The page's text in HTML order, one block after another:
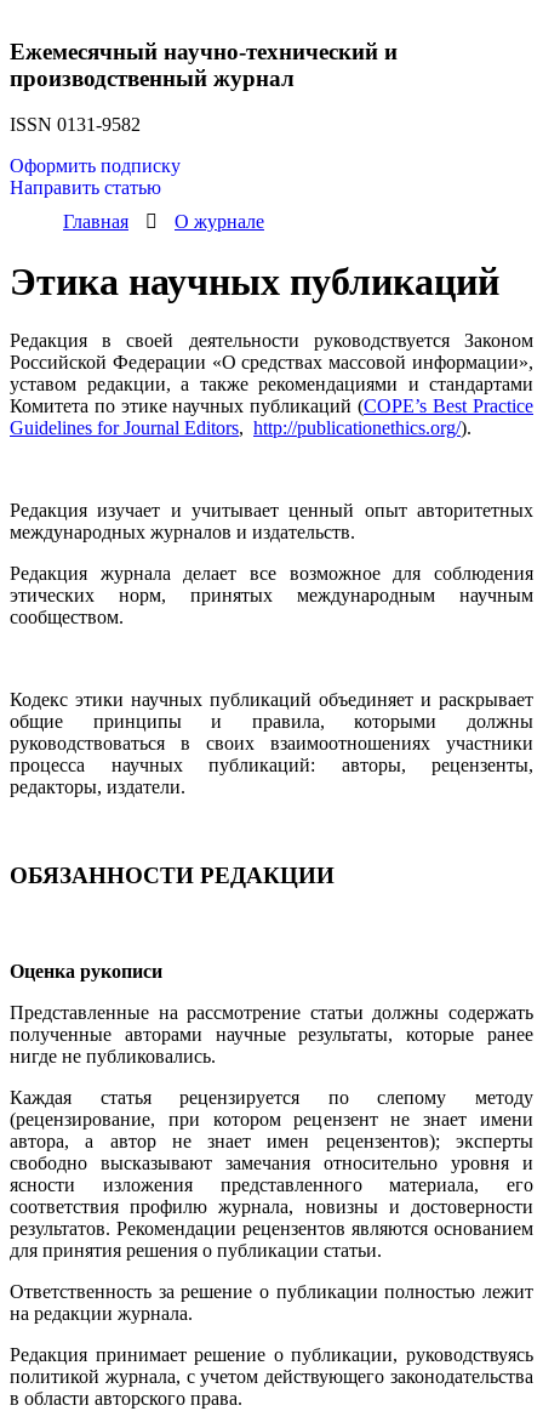
Ежемесячный научно-технический и
производственный журнал
ISSN 0131-9582
Оформить подписку
Направить статью
Главная
О журнале
Этика научных публикаций
Редакция в своей деятельности руководствуется Законом
Российской Федерации «О средствах массовой информации»,
уставом редакции, а также рекомендациями и стандартами
Комитета по этике научных публикаций (COPE’s Best Practice
Guidelines for Journal Editors, http://publicationethics.org/).
Редакция изучает и учитывает ценный опыт авторитетных
международных журналов и издательств.
Редакция журнала делает все возможное для соблюдения
этических норм, принятых международным научным
сообществом.
Кодекс этики научных публикаций объединяет и раскрывает
общие принципы и правила, которыми должны
руководствоваться в своих взаимоотношениях участники
процесса научных публикаций: авторы, рецензенты,
редакторы, издатели.
ОБЯЗАННОСТИ РЕДАКЦИИ
Оценка рукописи
Представленные на рассмотрение статьи должны содержать
полученные авторами научные результаты, которые ранее
нигде не публиковались.
Каждая статья рецензируется по слепому методу
(рецензирование, при котором рецензент не знает имени
автора, а автор не знает имен рецензентов); эксперты
свободно высказывают замечания относительно уровня и
ясности изложения представленного материала, его
соответствия профилю журнала, новизны и достоверности
результатов. Рекомендации рецензентов являются основанием
для принятия решения о публикации статьи.
Ответственность за решение о публикации полностью лежит
на редакции журнала.
Редакция принимает решение о публикации, руководствуясь
политикой журнала, с учетом действующего законодательства
в области авторского права.